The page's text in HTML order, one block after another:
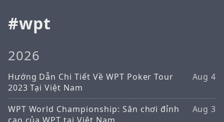
wpt
2026
Hướng Dẫn Chi Tiết Về WPT Poker Tour
2023 Tại Việt Nam
Aug 4
WPT World Championship: Sân chơi đỉnh
Aug 3